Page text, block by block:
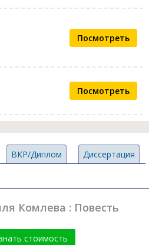
Посмотреть
Посмотреть
ВКР/Диплом Диссертация
Комлева : Повесть
стоимость